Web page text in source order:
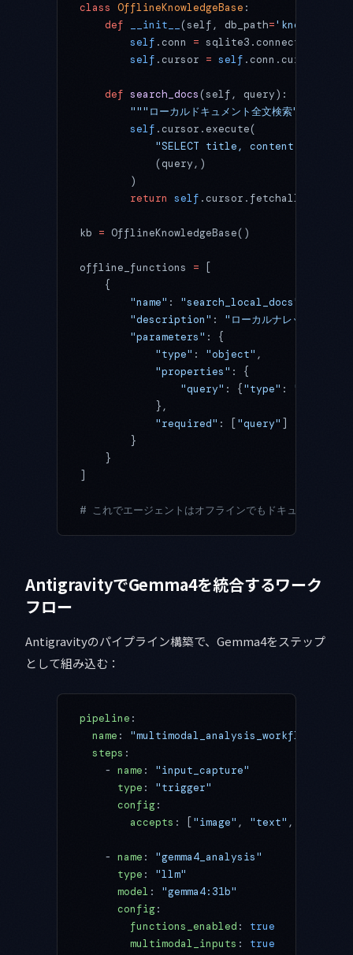
class OfflineKnowledgeBase :
    def
__init__ (self, db_path=
        self
.conn =
        self
.cursor = self .conn.cursor()
    def
search_docs(self, query):
        """ローカルドキュメント全文検索"""
        self
.cursor.execute(
"SELECT title, content FROM
            (query,)
        )
        return
self .cursor.fetchall()
kb = OfflineKnowledgeBase()
offline_functions = [
    {
        "name"
: "search_local_docs"
        "description"
: "ローカルナレッジベース
        "parameters"
: {
            "type"
: "object" ,
            "properties"
: {
                "query"
: {"type" : "string"
            },
            "required"
: [ "query" ]
        }
    }
]
# これでエージェントはオフラインでもドキュメント検索
AntigravityでGemma4を統合するワーク
フロー
Antigravityのパイプライン構築で、Gemma4をステップ
として組み込む：
pipeline :
  name
: "multimodal_analysis_workflow"
  steps
:
    -
name : "input_capture"
      type
: "trigger"
      config
:
        accepts
: [ "image" , "text" ,
    -
name : "gemma4_analysis"
      type
: "llm"
      model
: "gemma4:31b"
      config
:
        functions_enabled
: true
        multimodal_inputs
: true